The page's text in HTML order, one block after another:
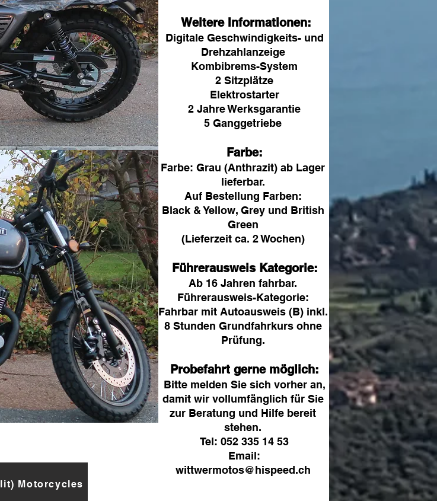
Weitere Informationen:
Digitale Geschwindigkeits- und
Drehzahlanzeige
Kombibrems-System
2 Sitzplätze
Elektrostarter
2 Jahre Werksgarantie
5 Ganggetriebe
Farbe:
Farbe: Grau (Anthrazit) ab Lager
lieferbar.
Auf Bestellung Farben:
Black & Yellow, Grey und British
Green
(Lieferzeit ca. 2 Wochen)
Führerausweis Kategorie:
Ab 16 Jahren fahrbar.
Führerausweis-Kategorie:
Fahrbar mit Autoausweis (B) inkl.
8 Stunden Grundfahrkurs ohne
Prüfung.
Probefahrt gerne möglich:
Bitte melden Sie sich vorher an,
damit wir vollumfänglich für Sie
zur Beratung und Hilfe bereit
stehen.
Tel: 052 335 14 53
Email:
wittwermotos@hispeed.ch
Motorcycles